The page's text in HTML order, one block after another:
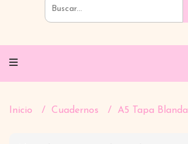
Inicio Cuadernos A5 Tapa Blanda